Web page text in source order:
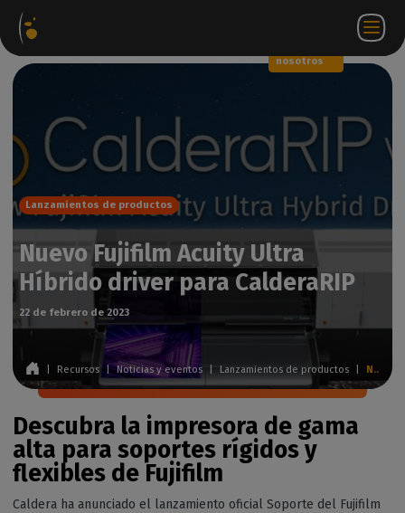
Paquetes
de
software
nosotros
ES
Lanzamientos de productos
Nuevo Fujifilm Acuity Ultra
Híbrido driver para CalderaRIP
22 de febrero de 2023
Recursos | Noticias y eventos Lanzamientos de productos Nuevo Fujifilm Acuity Ultra Híbrido driver para CalderaRIP
Descubra la impresora de gama
alta para soportes rígidos y
flexibles de Fujifilm
Caldera ha anunciado el lanzamiento oficial Soporte del Fujifilm